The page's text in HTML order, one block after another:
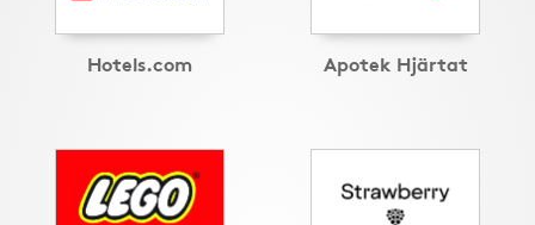
Hotels.com Apotek Hjärtat